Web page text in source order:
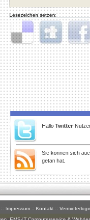
Lesezeichen setzen:
Delicious Digg Facebook
Hallo Twitter-
Sie können sich
getan hat.
:: Impressum :: Kontakt ::